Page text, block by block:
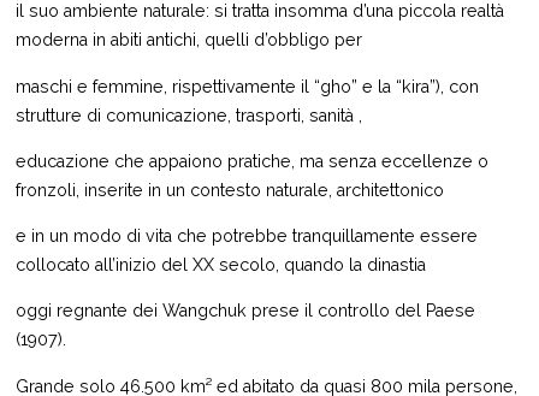
il suo ambiente naturale: si tratta insomma d’una piccola realtà
moderna in abiti antichi, quelli d’obbligo per
maschi e femmine, rispettivamente il “gho” e la “kira”), con
strutture di comunicazione, trasporti, sanità ,
educazione che appaiono pratiche, ma senza eccellenze o
fronzoli, inserite in un contesto naturale, architettonico
e in un modo di vita che potrebbe tranquillamente essere
collocato all’inizio del XX secolo, quando la dinastia
oggi regnante dei Wangchuk prese il controllo del Paese
(1907).
Grande solo 46.500 km² ed abitato da quasi 800 mila persone,